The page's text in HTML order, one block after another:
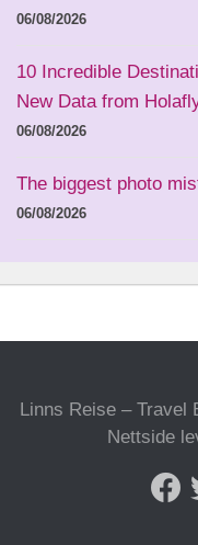
06/08/2026
10 Incredible
New Data from
06/08/2026
The biggest photo
06/08/2026
Linns Reise – Travel
Nettside